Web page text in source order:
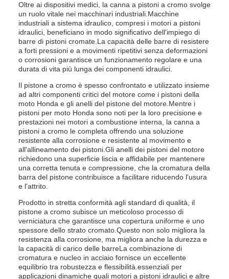
Oltre ai dispositivi medici, la canna a pistoni a cromo svolge
un ruolo vitale nei macchinari industriali.Macchine
industriali a sistema idraulico, compresi i motori a pistoni
idraulici, beneficiano in modo significativo dell'impiego di
barre di pistoni cromate.La capacità delle barre di resistere
a forti pressioni e a movimenti ripetitivi senza deformazioni
o corrosioni garantisce un funzionamento regolare e una
durata di vita più lunga dei componenti idraulici.
Il pistone a cromo è spesso confrontato e utilizzato insieme
ad altri componenti critici del motore come i pistoni della
moto Honda e gli anelli del pistone del motore.Mentre i
pistoni per moto Honda sono noti per la loro precisione e
prestazioni nei motori a combustione interna, la canna a
pistoni a cromo le completa offrendo una soluzione
resistente alla corrosione e resistente al movimento e
all'allineamento dei pistoni.Gli anelli dei pistoni del motore
richiedono una superficie liscia e affidabile per mantenere
una corretta tenuta e compressione, che la cromatura della
barra del pistone contribuisce a facilitare riducendo l'usura
e l'attrito.
Prodotto in stretta conformità agli standard di qualità, il
pistone a cromo subisce un meticoloso processo di
verniciatura che garantisce una copertura uniforme e uno
spessore dello strato cromato.Questo non solo migliora la
resistenza alla corrosione, ma migliora anche la durezza e
la capacità di carico delle barreLa combinazione di
cromatura e nucleo in acciaio fornisce un eccellente
equilibrio tra robustezza e flessibilità.essenziali per
applicazioni dinamiche quali motori a pistoni idraulici e altre